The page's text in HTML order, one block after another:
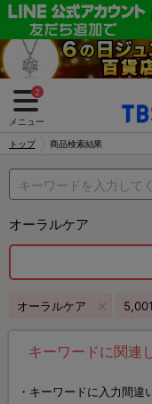
2
メニュー
トップ 商品検索結果
オーラルケア
オーラルケア
キーワードに関連
キーワードに入力間違